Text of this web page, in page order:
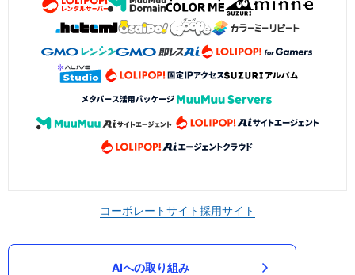
コーポレートサイト採用サイト
AIへの取り組み